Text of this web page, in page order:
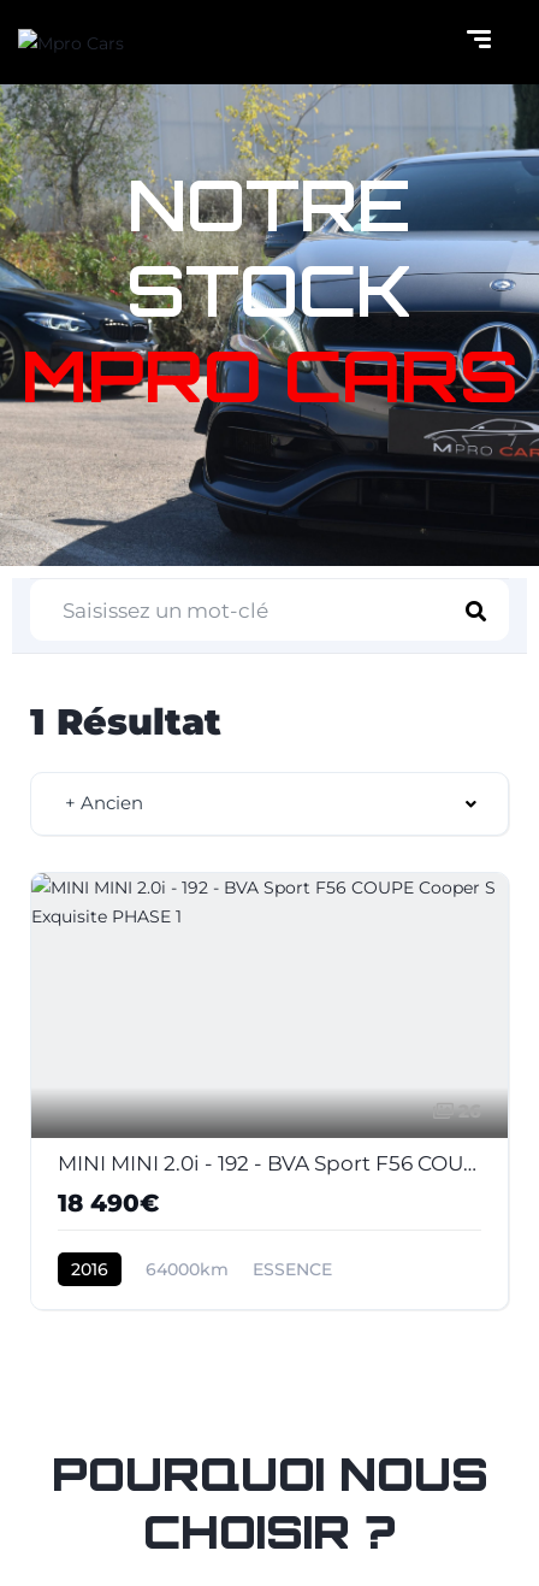
NOTRE
STOCK
MPRO CARS
1 Résultat
+ Ancien
26
MINI MINI 2.0i - 192 - BVA Sport F56 COUPE Cooper S Exquisite PHASE 1
18 490€
2016 64000km ESSENCE
POURQUOI NOUS
CHOISIR ?